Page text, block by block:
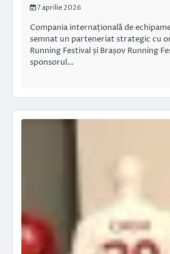
7 aprilie 2026
Compania internațională de
semnat un parteneriat strategic cu
Running Festival și Brașov Running
sponsorul…